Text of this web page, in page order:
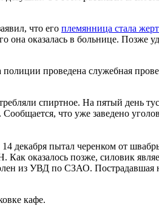
что его племянница стала
оказалась в больнице. Позже
проведена служебная
спиртное. На пятый день
что уже заведено
декабря пытал черенком от
оказалось позже, силовик
из УВД по СЗАО. Пострадавшая
кафе.